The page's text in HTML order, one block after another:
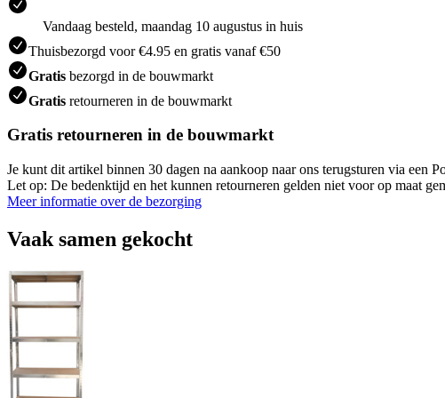
Vandaag besteld, maandag 10 augustus in huis
Thuisbezorgd voor €4.95 en gratis vanaf €50
Gratis bezorgd in de bouwmarkt
Gratis retourneren in de bouwmarkt
Gratis retourneren in de bouwmarkt
Je kunt dit artikel binnen 30 dagen na aankoop naar ons terugsturen via een
Let op: De bedenktijd en het kunnen retourneren gelden niet voor op maat
Meer informatie over de bezorging
Vaak samen gekocht